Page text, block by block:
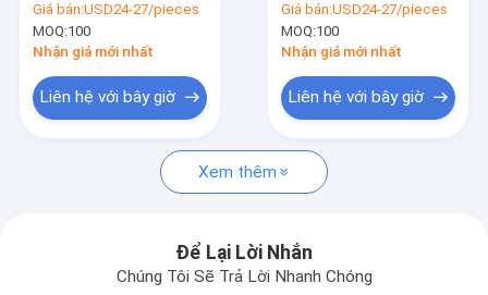
Yêu cầu báo giá
VR
Ghế Chiavari Đám cưới
Ghế tiệc khách sạn
lớn
Giá bán:USD24-27/pieces
MOQ:100
Nhận giá mới nhất
Liên hệ với bây giờ
chuẩn
Giá bán:USD24-27/pieces
MOQ:100
Nhận giá mới nhất
Liên hệ với bây giờ
Xem thêm
Để Lại Lời Nhắn
Chúng Tôi Sẽ Trả Lời Nhanh Chóng